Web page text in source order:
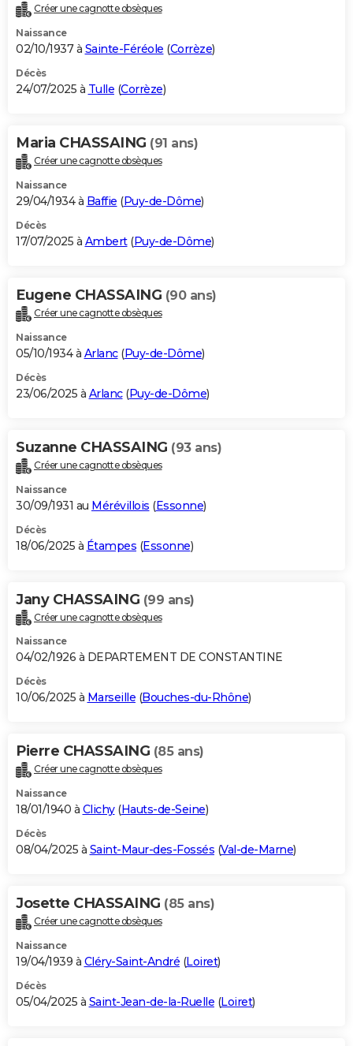
Créer une cagnotte obsèques
Naissance
02/10/1937 à Sainte-Féréole (Corrèze)
Décès
24/07/2025 à Tulle (Corrèze)
Maria CHASSAING (91 ans)
Créer une cagnotte obsèques
Naissance
29/04/1934 à Baffie (Puy-de-Dôme)
Décès
17/07/2025 à Ambert(Puy-de-Dôme)
Eugene CHASSAING (90 ans)
Créer une cagnotte obsèques
Naissance
05/10/1934 à Arlanc(Puy-de-Dôme)
Décès
23/06/2025 à Arlanc(Puy-de-Dôme)
Suzanne CHASSAING (93 ans)
Créer une cagnotte obsèques
Naissance
30/09/1931 au Mérévillois (Essonne)
Décès
18/06/2025 à Étampes (Essonne)
Jany CHASSAING (99 ans)
Créer une cagnotte obsèques
Naissance
04/02/1926 à DEPARTEMENT DE CONSTANTINE
Décès
10/06/2025 à Marseille (Bouches-du-Rhône)
Pierre CHASSAING (85 ans)
Créer une cagnotte obsèques
Naissance
18/01/1940 à Clichy(Hauts-de-Seine)
Décès
08/04/2025 à Saint-Maur-des-Fossés (Val-de-Marne)
Josette CHASSAING (85 ans)
Créer une cagnotte obsèques
Naissance
19/04/1939 à Cléry-Saint-André (Loiret)
Décès
05/04/2025 à Saint-Jean-de-la-Ruelle (Loiret)